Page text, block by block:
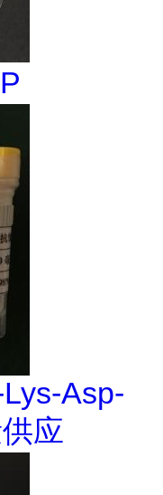
Asp-
应